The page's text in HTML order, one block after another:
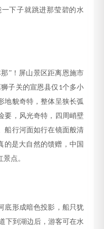
下子就跳进那莹碧的水
”！屏山景区距离恩施市
子关的宣恩县仅 1个多小
地貌奇特，整体呈狭长弧
要，风光奇特，四周峭壁
船行河面如行在镜面般清
的是大自然的馈赠，中国
点。
底形成暗色投影，船只犹
下到湖边后，游客可在水